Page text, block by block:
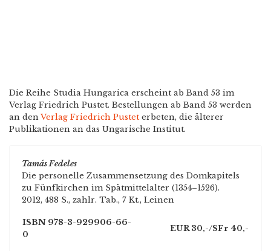
Die Reihe Studia Hungarica erscheint ab Band 53 im
Verlag Friedrich Pustet. Bestellungen ab Band 53 werden
an denVerlag Friedrich Pustet erbeten, die älterer
Publikationen an das Ungarische Institut.
Tamás Fedeles
Die personelle Zusammensetzung des Domkapitels
zu Fünfkirchen im Spätmittelalter (1354–1526).
2012, 488 S., zahlr. Tab., 7 Kt., Leinen
ISBN 978-3-929906-66-
0
EUR 30,-/SFr 40,-